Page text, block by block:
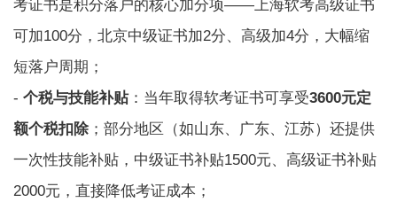
考证书是积分落户的核心加分项——上海软考高级证书
可加100分，北京中级证书加2分、高级加4分，大幅缩
短落户周期；
-个税与技能补贴：当年取得软考证书可享受3600元定
额个税扣除 ；部分地区（如山东、广东、江苏）还提供
一次性技能补贴，中级证书补贴1500元、高级证书补贴
2000元，直接降低考证成本；